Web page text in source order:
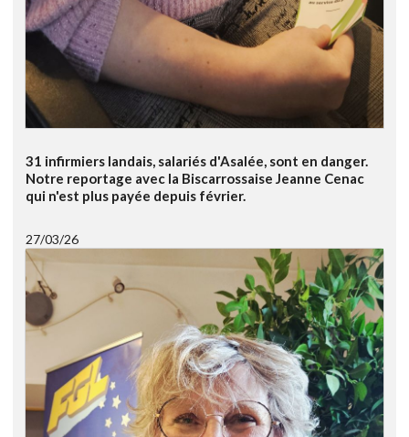
31 infirmiers landais, salariés d'Asalée, sont en danger.
Notre reportage avec la Biscarrossaise Jeanne Cenac
qui n'est plus payée depuis février.
27/03/26